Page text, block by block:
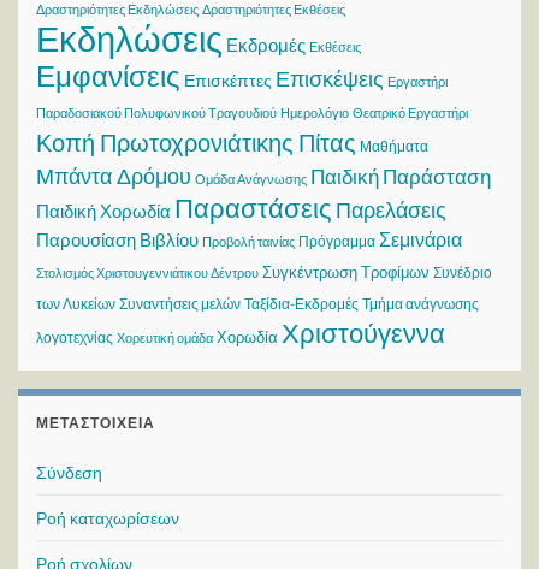
Δραστηριότητες Εκδηλώσεις Δραστηριότητες Εκθέσεις
Εκδηλώσεις Εκδρομές Εκθέσεις
Εμφανίσεις Επισκέπτες Επισκέψεις Εργαστήρι
Παραδοσιακού Πολυφωνικού Τραγουδιού Ημερολόγιο Θεατρικό Εργαστήρι
Κοπή Πρωτοχρονιάτικης Πίτας Μαθήματα
Μπάντα Δρόμου Ομάδα Ανάγνωσης Παιδική Παράσταση
Παιδική Χορωδία Παραστάσεις Παρελάσεις
Παρουσίαση Βιβλίου Προβολή ταινίας Πρόγραμμα Σεμινάρια
Στολισμός Χριστουγεννιάτικου Δέντρου Συγκέντρωση Τροφίμων Συνέδριο
των Λυκείων Συναντήσεις μελών Ταξίδια-Εκδρομές Τμήμα ανάγνωσης
λογοτεχνίας Χορευτική ομάδα Χορωδία Χριστούγεννα
ΜΕΤΑΣΤΟΙΧΕΊΑ
Σύνδεση
Ροή καταχωρίσεων
Ροή σχολίων